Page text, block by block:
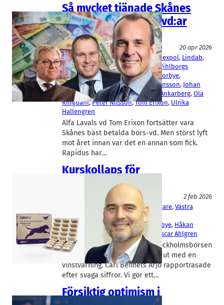
Så mycket tjänade Skånes
högst betalda börs-vd:ar
2025
Fakta
20 apr 2026
AAK, Alfa Laval, Beijer Ref, Boozt, Hexpol, Lindab
Nolato, Peab, Thule, Trelleborg, Wihlborgs
Christer Wahlquist, Christopher Norbye
Hermann Haraldsson, Jesper Göransson, Johan
Westman, Klas Dahlberg, Mattias Ankarberg, Ola
Ringdahl, Peter Nilsson, Tom Erixon, Ulrika
Hallengren
Alfa Lavals vd Tom Erixon fortsätter vara
Skånes bäst betalda börs-vd. Men störst lyft
mot året innan var det en annan som fick.
Rapidus har…
Kurskollaps för
djurshälsobolaget
2 feb 2026
Beijer Ref, Midsona, Swedencare, Västra
Hamnen Corporate Finance
Andreas Elgaard, Christopher Norbye, Håkan
Lagerberg
Henrik Hjalmarsson Oscar Ahlgren
Swedencare föll kraftigt på Stockholmsbörsen
i fredags efter att bolaget gått ut med en
vinstvarning. Carl Bennets Arjo rapportrasade
efter svaga siffror. Vi gör ett…
Försiktig optimism i